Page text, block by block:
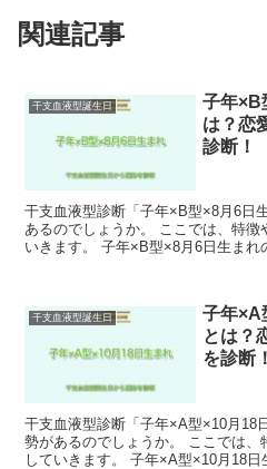
関連記事
干支血液型誕生日
子年×B
は？恋
診断！
干支血液型診断「子年×B型×8月6日
あるのでしょうか。 ここでは、特徴
いきます。 子年×B型×8月6日生ま
干支血液型誕生日
子年×A
とは？
を診断！
干支血液型診断「子年×A型×10月18
勢があるのでしょうか。 ここでは、
していきます。 子年×A型×10月18日